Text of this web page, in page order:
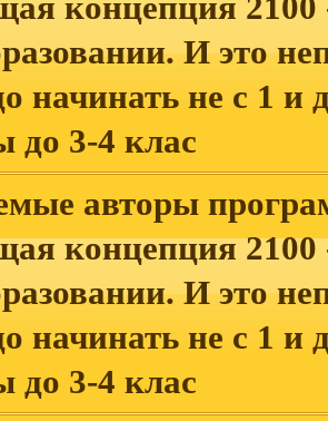
И это
начинать не с 1 и
до 3-4 клас
авторы
концепция 2100
И это
начинать не с 1 и
до 3-4 клас